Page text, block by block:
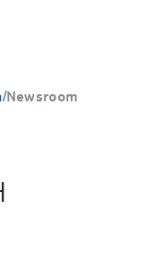
/Newsroom